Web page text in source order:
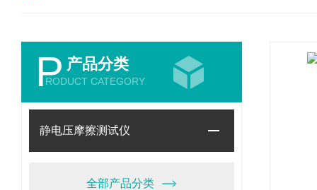
P 产品分类
RODUCT CATEGORY
静电压摩擦测试仪
全部产品分类